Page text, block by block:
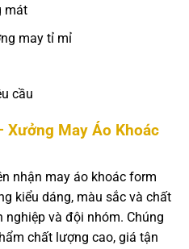
mát
may tỉ mỉ
cầu
May Áo Khoác
nhận may áo khoác form
kiểu dáng, màu sắc và chất
và đội nhóm. Chúng
chất lượng cao, giá tận